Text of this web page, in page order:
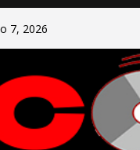
7, 2026